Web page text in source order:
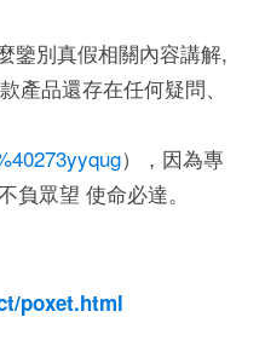
別真假相關內容講解,
產品還存在任何疑問、
），因為專
負眾望 使命必達。
poxet.html